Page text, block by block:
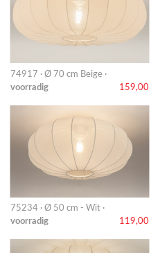
74917 · Ø 70 cm Beige ·
voorradig
159,00
75234 · Ø 50 cm - Wit ·
voorradig
119,00